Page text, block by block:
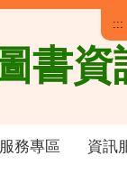
圖書資
:::
務專區 資訊